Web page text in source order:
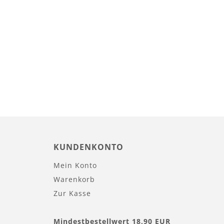
KUNDENKONTO
Mein Konto
Warenkorb
Zur Kasse
Mindestbestellwert 18,90 EUR